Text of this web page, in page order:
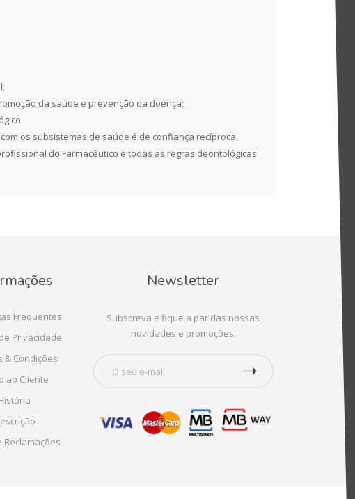
da saúde e prevenção da doença;
os subsistemas de saúde é de confiança recíproca,
do Farmacêutico e todas as regras deontológicas
Frequentes
Privacidade
& Condições
ao Cliente
Reclamações
Newsletter
Subscreva e fique a par das nossas
novidades e promoções.